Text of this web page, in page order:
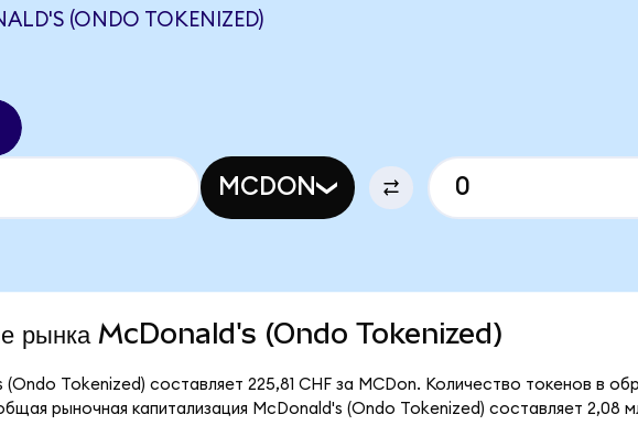
(ONDO TOKENIZED)
MCDON
рынка McDonald's (Ondo Tokenized)
Tokenized) составляет 225,81 CHF за MCDon. Количество токенов в
рыночная капитализация McDonald's (Ondo Tokenized) составляет 2,08